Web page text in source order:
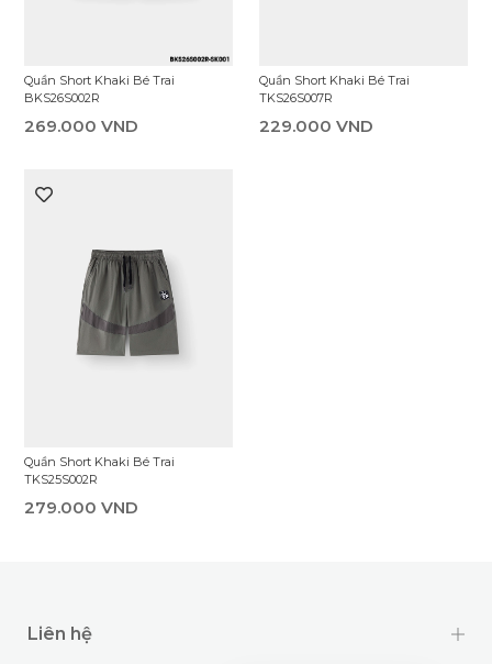
Quần Short Khaki Bé Trai
BKS26S002R
269.000 VND
Quần Short Khaki Bé Trai
TKS26S007R
229.000 VND
Quần Short Khaki Bé Trai
TKS25S002R
279.000 VND
Liên hệ